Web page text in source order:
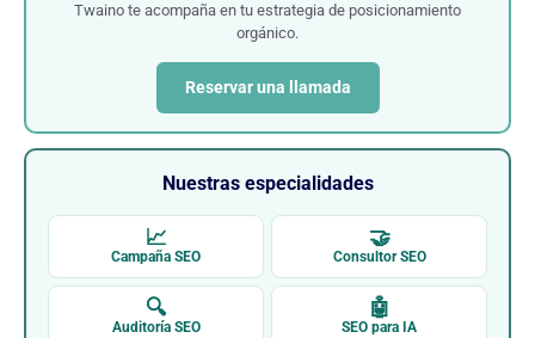
Twaino te acompaña en tu estrategia de posicionamiento
orgánico.
Reservar una llamada
Nuestras especialidades
📈
Campaña SEO
🤝
Consultor SEO
🔍
Auditoría SEO
🤖
SEO para IA